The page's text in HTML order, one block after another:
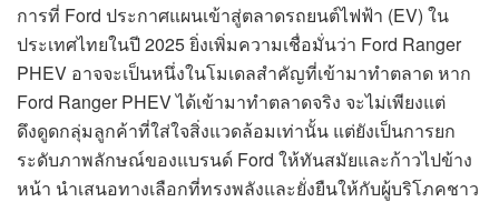
การที่ Ford ประกาศแผนเข้าสู่ตลาดรถยนต์ไฟฟ้า (EV) ใน
ประเทศไทยในปี 2025 ยิ่งเพิ่มความเชื่อมั่นว่า Ford Ranger
PHEV อาจจะเป็นหนึ่งในโมเดลสำคัญที่เข้ามาทำตลาด หาก
Ford Ranger PHEV ได้เข้ามาทำตลาดจริง จะไม่เพียงแต่
ดึงดูดกลุ่มลูกค้าที่ใส่ใจสิ่งแวดล้อมเท่านั้น แต่ยังเป็นการยก
ระดับภาพลักษณ์ของแบรนด์ Ford ให้ทันสมัยและก้าวไปข้าง
หน้า นำเสนอทางเลือกที่ทรงพลังและยั่งยืนให้กับผู้บริโภคชาว